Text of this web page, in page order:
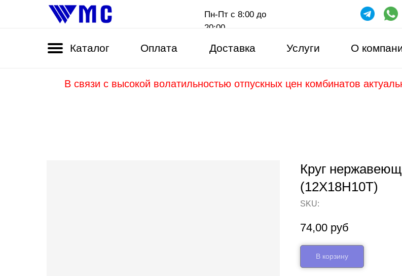
Пн-Пт с 8:00 до
20:00
Каталог Доставка Услуги О
Оплата
В связи с высокой волатильностью отпускных цен комбинатов
Круг
(12Х18Н10Т)
SKU:
74,00 руб
В корзину